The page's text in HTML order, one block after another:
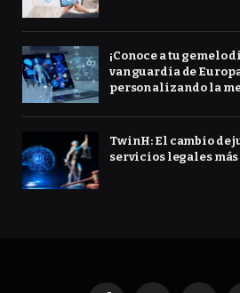
¡Conoce a tu gemelo
vanguardia de
personalizando la
TwinH: El cambio de
servicios legales